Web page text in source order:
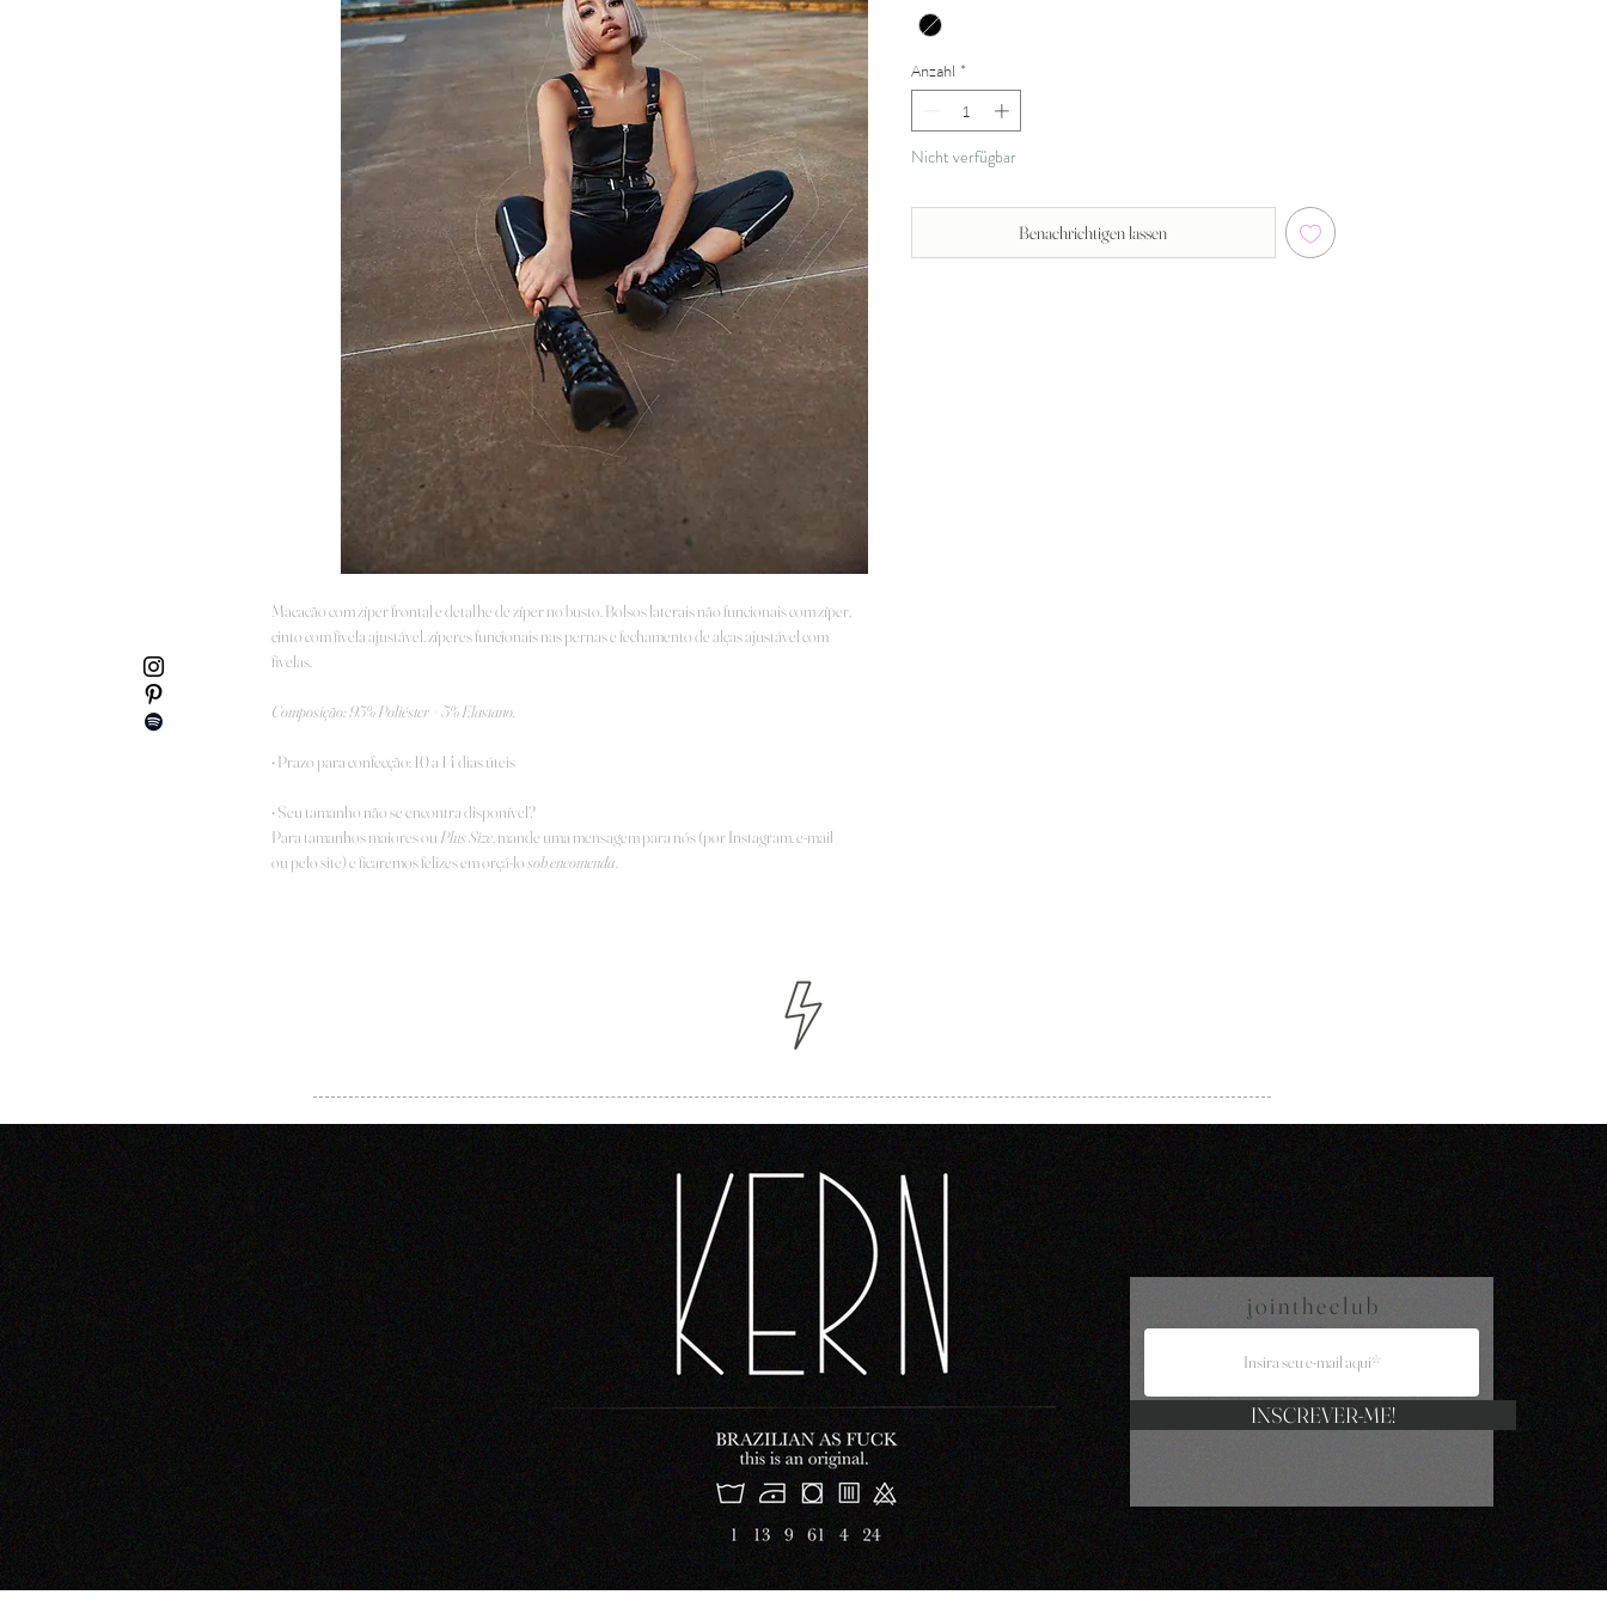
Macacão com zíper frontal e detalhe de zíper no busto. Bolsos laterais não funcionais com zíper,
cinto com fivela ajustável, zíperes funcionais nas pernas e fechamento de alças ajustável com
fivelas.
Composição: 95% Poliéster + 5% Elastano.
• Prazo para confecção: 10 a 14 dias úteis
• Seu tamanho não se encontra disponível?
Para tamanhos maiores ou Plus Size, mande uma mensagem para nós (por Instagram, e-mail
ou pelo site) e ficaremos felizes em orçá-losob encomenda.
Anzahl *
Nicht verfügbar
Benachrichtigen lassen
j o i n t h e c l u b
INSCREVER-ME!